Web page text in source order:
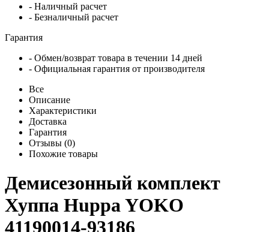
- Наличный расчет
- Безналичный расчет
Гарантия
- Обмен/возврат товара в течении 14 дней
- Официальная гарантия от производителя
Все
Описание
Характеристики
Доставка
Гарантия
Отзывы (0)
Похожие товары
Демисезонный комплект
Хуппа Huppa YOKO
41190014-93186